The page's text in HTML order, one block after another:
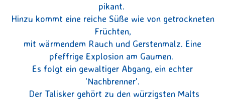
pikant.
Hinzu kommt eine reiche Süße wie von getrockneten
Früchten,
mit wärmendem Rauch und Gerstenmalz. Eine
pfeffrige Explosion am Gaumen.
Es folgt ein gewaltiger Abgang, ein echter
'Nachbrenner'.
Der Talisker gehört zu den würzigsten Malts